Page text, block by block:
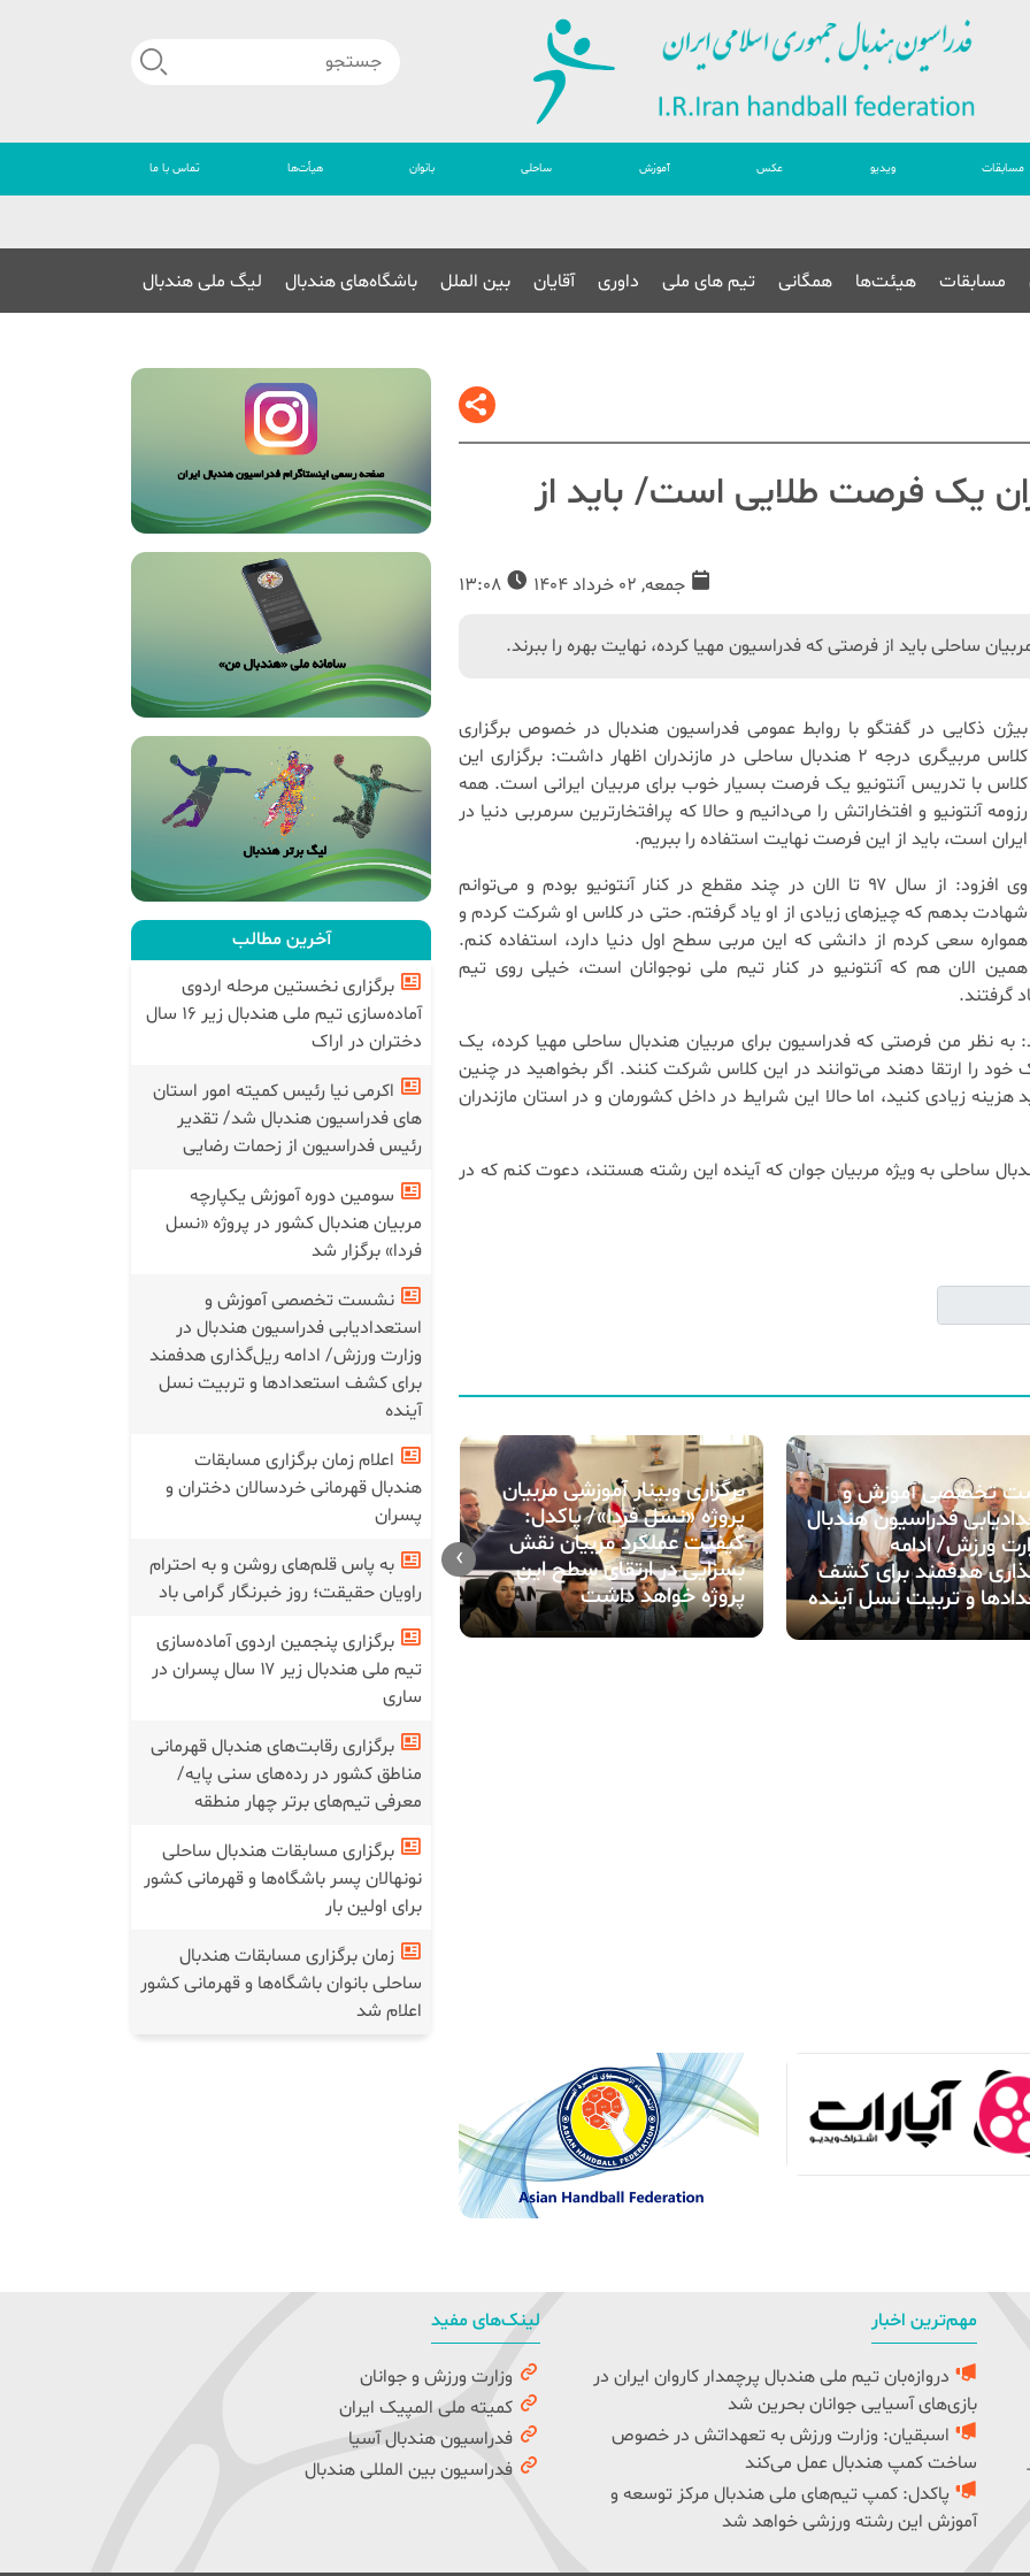
مسابقات ویدیو عکس آموزش ساحلی بانوان هیأت‌ها تماس با ما
مسابقات هیئت‌ها همگانی تیم های ملی داوری آقایان بین الملل باشگاه‌های هندبال لیگ ملی هندبال
یک فرصت طلایی است/ باید از
جمعه, 02 خرداد 1404
ساحلی باید از فرصتی که فدراسیون مهیا کرده، نهایت بهره را ببرند.
بیژن ذکایی در گفتگو با روابط عمومی فدراسیون هندبال در خصوص برگزاری
کلاس مربیگری درجه ۲ هندبال ساحلی در مازندران اظهار داشت: برگزاری این
کلاس با تدریس آنتونیو یک فرصت بسیار خوب برای مربیان ایرانی است. همه
رزومه آنتونیو و افتخاراتش را می‌دانیم و حالا که پرافتخارترین سرمربی دنیا در‌
ایران است، باید از این فرصت نهایت استفاده را ببریم.
وی افزود: از سال ۹۷ تا الان در چند مقطع در کنار آنتونیو بودم و می‌توانم
شهادت بدهم که چیزهای زیادی از او یاد گرفتم. حتی در کلاس او شرکت کردم و
همواره سعی کردم از دانشی که این مربی سطح اول دنیا دارد، استفاده کنم.
همین الان هم که آنتونیو در کنار تیم ملی نوجوانان است، خیلی روی تیم
گرفتند.
به نظر من فرصتی که فدراسیون برای مربیان هندبال ساحلی مهیا کرده، یک
را ارتقا دهند می‌توانند در این کلاس شرکت کنند. اگر بخواهید در چنین
زیادی کنید، اما حالا این شرایط در داخل کشورمان و در استان مازندران
ساحلی به ویژه مربیان جوان که آینده این رشته هستند، دعوت کنم که در
تخصصی آموزش و
فدراسیون هندبال
ورزش/ ادامه
هدفمند برای کشف
و تربیت نسل آینده
برگزاری وبینار آموزشی مربیان
پروژه «نسل فردا»/ پاکدل:
کیفیت عملکرد مربیان نقش
بسزایی در ارتقای سطح این
پروژه خواهد داشت
مربیان در پروژه «نسل فردا»/
گامی بلند برای استعدادیابی
نخبگان هندبال
›
آخرین مطالب
برگزاری نخستین مرحله اردوی
آماده‌سازی تیم ملی هندبال زیر ۱۶ سال
دختران در اراک
اکرمی نیا رئیس کمیته امور استان
های فدراسیون هندبال شد/ تقدیر
رئیس فدراسیون از زحمات رضایی
سومین دوره آموزش یکپارچه
مربیان هندبال کشور در پروژه «نسل
فردا» برگزار شد
نشست تخصصی آموزش و
استعدادیابی فدراسیون هندبال در
وزارت ورزش/ ادامه ریل‌گذاری هدفمند
برای کشف استعدادها و تربیت نسل
آینده
اعلام زمان برگزاری مسابقات
هندبال قهرمانی خردسالان دختران و
پسران
به پاس قلم‌های روشن و به احترام
راویان حقیقت؛ روز خبرنگار گرامی باد
برگزاری پنجمین اردوی آماده‌سازی
تیم ملی هندبال زیر ۱۷ سال پسران در
ساری
برگزاری رقابت‌های هندبال قهرمانی
مناطق کشور در رده‌های سنی پایه/
معرفی تیم‌های برتر چهار منطقه
برگزاری مسابقات هندبال ساحلی
نونهالان پسر باشگاه‌ها و قهرمانی کشور
برای اولین بار
زمان برگزاری مسابقات هندبال
ساحلی بانوان باشگاه‌ها و قهرمانی کشور
اعلام شد
مهم‌ترین اخبار
دروازه‌بان تیم ملی هندبال پرچمدار کاروان ایران در
بازی‌های آسیایی جوانان بحرین شد
اسبقیان: وزارت ورزش به تعهداتش در خصوص
ساخت کمپ هندبال عمل می‌کند
پاکدل: کمپ تیم‌های ملی هندبال مرکز توسعه و
آموزش این رشته ورزشی خواهد شد
لینک‌های مفید
وزارت ورزش و جوانان
کمیته ملی المپیک ایران
فدراسیون هندبال آسیا
فدراسیون بین المللی هندبال